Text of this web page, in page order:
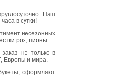
Наш
в сутки!
несезонных
роз, пионы.
не только в
Европы и мира.
оформляют